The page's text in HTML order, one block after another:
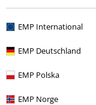
EMP International
EMP Deutschland
EMP Polska
EMP Norge
Algemene maat info
Annuleer mijn
Betaalmethodes